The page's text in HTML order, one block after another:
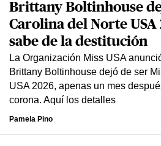
Brittany Boltinhouse
Carolina del Norte USA
sabe de la destitución
La Organización Miss USA
Brittany Boltinhouse dejó de ser
USA 2026, apenas un mes
corona. Aquí los detalles
Pamela Pino